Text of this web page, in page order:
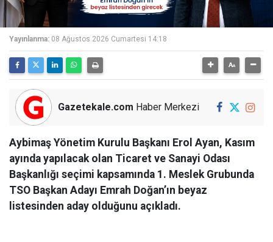
Yayınlanma: 08 Ağustos 2026 Cumartesi 14:18
Gazetekale.com Haber Merkezi
Aybimaş Yönetim Kurulu Başkanı Erol Ayan, Kasım
ayında yapılacak olan Ticaret ve Sanayi Odası
Başkanlığı seçimi kapsamında 1. Meslek Grubunda
TSO Başkan Adayı Emrah Doğan’ın beyaz
listesinden aday olduğunu açıkladı.